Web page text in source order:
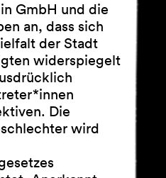
GmbH und die
an, dass sich
der Stadt
widerspiegelt
Die
wird